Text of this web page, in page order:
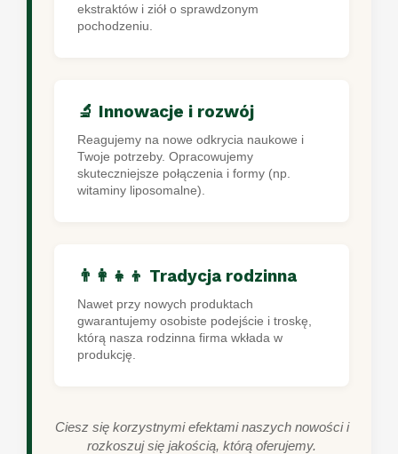
ekstraktów i ziół o sprawdzonym
pochodzeniu.
🔬 Innowacje i rozwój
Reagujemy na nowe odkrycia naukowe i
Twoje potrzeby. Opracowujemy
skuteczniejsze połączenia i formy (np.
witaminy liposomalne).
👨‍👩‍👧‍👦 Tradycja rodzinna
Nawet przy nowych produktach
gwarantujemy osobiste podejście i troskę,
którą nasza rodzinna firma wkłada w
produkcję.
Ciesz się korzystnymi efektami naszych nowości i
rozkoszuj się jakością, którą oferujemy.